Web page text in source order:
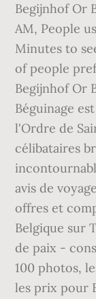
Begijnhof Or
AM, People
Minutes to
of people
Begijnhof Or
Béguinage
l'Ordre de
célibataires
avis de
offres et
Belgique sur
de paix -
100 photos,
les prix pour